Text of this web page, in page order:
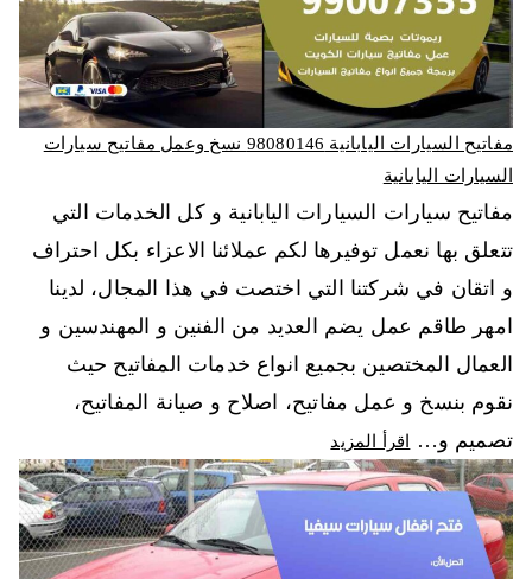
مفاتيح السيارات اليابانية 98080146‬ نسخ وعمل مفاتيح سيارات
السيارات اليابانية
مفاتيح سيارات السيارات اليابانية و كل الخدمات التي
تتعلق بها نعمل توفيرها لكم عملائنا الاعزاء بكل احتراف
و اتقان في شركتنا التي اختصت في هذا المجال، لدينا
امهر طاقم عمل يضم العديد من الفنين و المهندسين و
العمال المختصين بجميع انواع خدمات المفاتيح حيث
نقوم بنسخ و عمل مفاتيح، اصلاح و صيانة المفاتيح،
تصميم و…
اقرأ المزيد